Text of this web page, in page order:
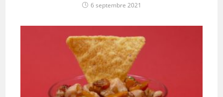
6 septembre 2021